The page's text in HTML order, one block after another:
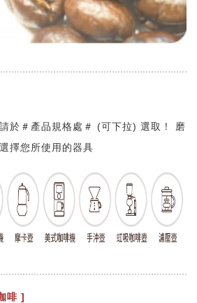
於＃產品規格處＃ (可下拉) 選取！ 磨
擇您所使用的器具
啡 ]